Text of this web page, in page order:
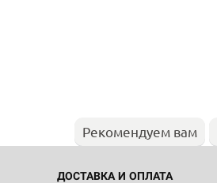
Рекомендуем вам
ДОСТАВКА И ОПЛАТА